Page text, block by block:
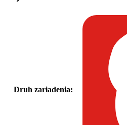
Druh zariadenia: